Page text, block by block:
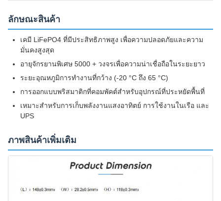
ลักษณะสินค้า
เคมี LiFePO4 ที่มีประสิทธิภาพสูง เพื่อความปลอดภัยและความ
มั่นคงสูงสุด
อายุจักรยานพิเศษ 5000 + วงจรเพื่อความน่าเชื่อถือในระยะยาว
ระยะอุณหภูมิการทํางานที่กว้าง (-20 °C ถึง 65 °C)
การออกแบบพริสมาติกที่คอมพัคต์สําหรับอุปกรณ์ที่ประหยัดพื้นที่
เหมาะสําหรับการเก็บพลังงานแสงอาทิตย์ การใช้งานในเรือ และ
UPS
ภาพสินค้าเพิ่มเติม